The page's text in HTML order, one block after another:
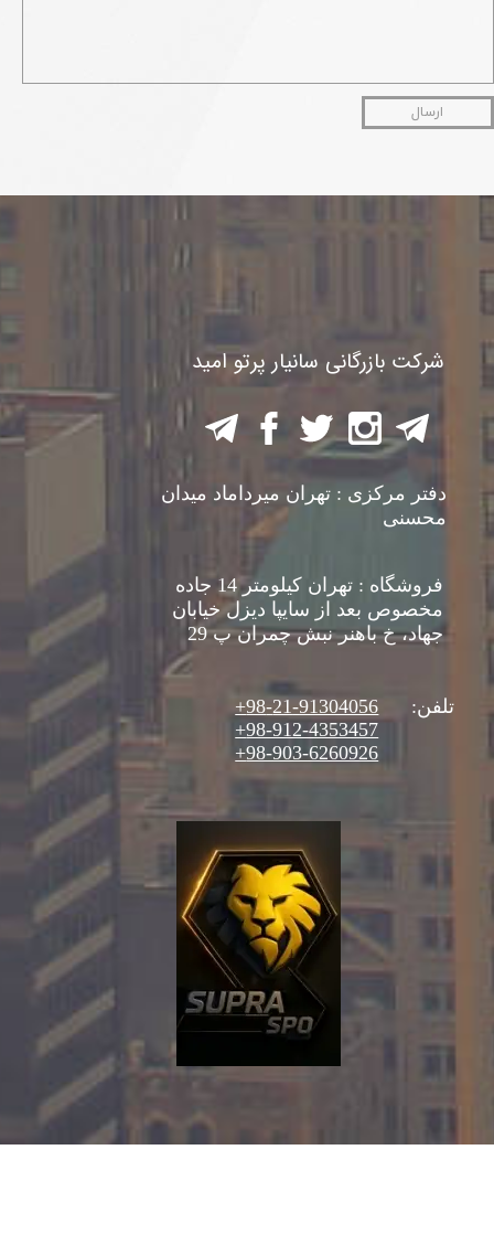
ارسال
شرکت بازرگانی سانیار پرتو امید
​فروشگاه : تهران کیلومتر 14 جاده
مخصوص بعد از سایپا دیزل خیابان
جهاد، خ باهنر نبش چمران پ 29
تلفن: 91304056-
21-98+
98-912-4353457+
98-903-6260926+
​دفتر مرکزی : تهران میرداماد میدان
محسنی